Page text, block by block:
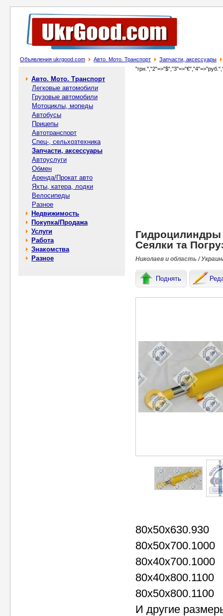
Объявления ukrgood.com Авто. Мото. Транспорт Запчасти, аксессуары
Авто. Мото. Транспорт
Легковые автомобили
Грузовые автомобили
Мотоциклы, мопеды
Автобусы
Прицепы
Автотранспорт
Спец-, cельхозтехника
Запчасти, аксессуары
Автоуслуги
Обмен
Аренда/Прокат авто
Яхты, катера, лодки
Велосипеды
Разное
Недвижимость
Покупка/Продажа
Услуги
Работа
Знакомства
Разное
Сеялки та
Николаев и область /
Поднять
80х50х630.930
80х50х700.1000
80х40х700.1000
80х40х800.1100
80х50х800.1100
И другие